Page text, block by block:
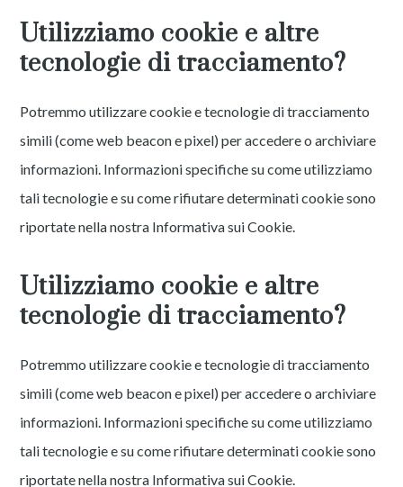
Utilizziamo cookie e altre
tecnologie di tracciamento?
Potremmo utilizzare cookie e tecnologie di tracciamento
simili (come web beacon e pixel) per accedere o archiviare
informazioni. Informazioni specifiche su come utilizziamo
tali tecnologie e su come rifiutare determinati cookie sono
riportate nella nostra Informativa sui Cookie.
Utilizziamo cookie e altre
tecnologie di tracciamento?
Potremmo utilizzare cookie e tecnologie di tracciamento
simili (come web beacon e pixel) per accedere o archiviare
informazioni. Informazioni specifiche su come utilizziamo
tali tecnologie e su come rifiutare determinati cookie sono
riportate nella nostra Informativa sui Cookie.